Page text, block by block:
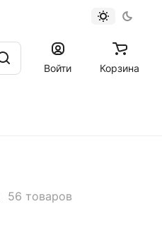
Войти Корзина
56 товаров